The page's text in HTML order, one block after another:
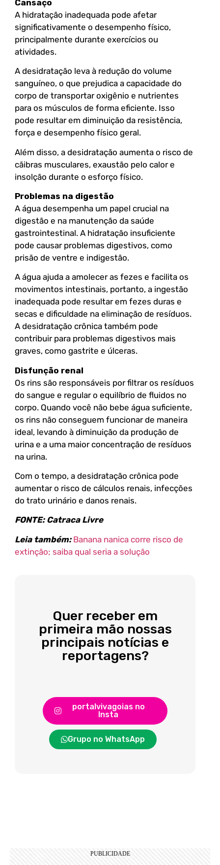
Cansaço
A hidratação inadequada pode afetar
significativamente o desempenho físico,
principalmente durante exercícios ou
atividades.
A desidratação leva à redução do volume
sanguíneo, o que prejudica a capacidade do
corpo de transportar oxigênio e nutrientes
para os músculos de forma eficiente. Isso
pode resultar em diminuição da resistência,
força e desempenho físico geral.
Além disso, a desidratação aumenta o risco de
cãibras musculares, exaustão pelo calor e
insolção durante o esforço físico.
Problemas na digestão
A água desempenha um papel crucial na
digestão e na manutenção da saúde
gastrointestinal. A hidratação insuficiente
pode causar problemas digestivos, como
prisão de ventre e indigestão.
A água ajuda a amolecer as fezes e facilita os
movimentos intestinais, portanto, a ingestão
inadequada pode resultar em fezes duras e
secas e dificuldade na eliminação de resíduos.
A desidratação crônica também pode
contribuir para problemas digestivos mais
graves, como gastrite e úlceras.
Disfunção renal
Os rins são responsáveis por filtrar os resíduos
do sangue e regular o equilíbrio de fluidos no
corpo. Quando você não bebe água suficiente,
os rins não conseguem funcionar de maneira
ideal, levando à diminuição da produção de
urina e a uma maior concentração de resíduos
na urina.
Com o tempo, a desidratação crônica pode
aumentar o risco de cálculos renais, infecções
do trato urinário e danos renais.
FONTE: Catraca Livre
Leia também: Banana nanica corre risco de
extinção; saiba qual seria a solução
Quer receber em
primeira mão nossas
principais notícias e
reportagens?
portalvivagoias no
Insta
Grupo no WhatsApp